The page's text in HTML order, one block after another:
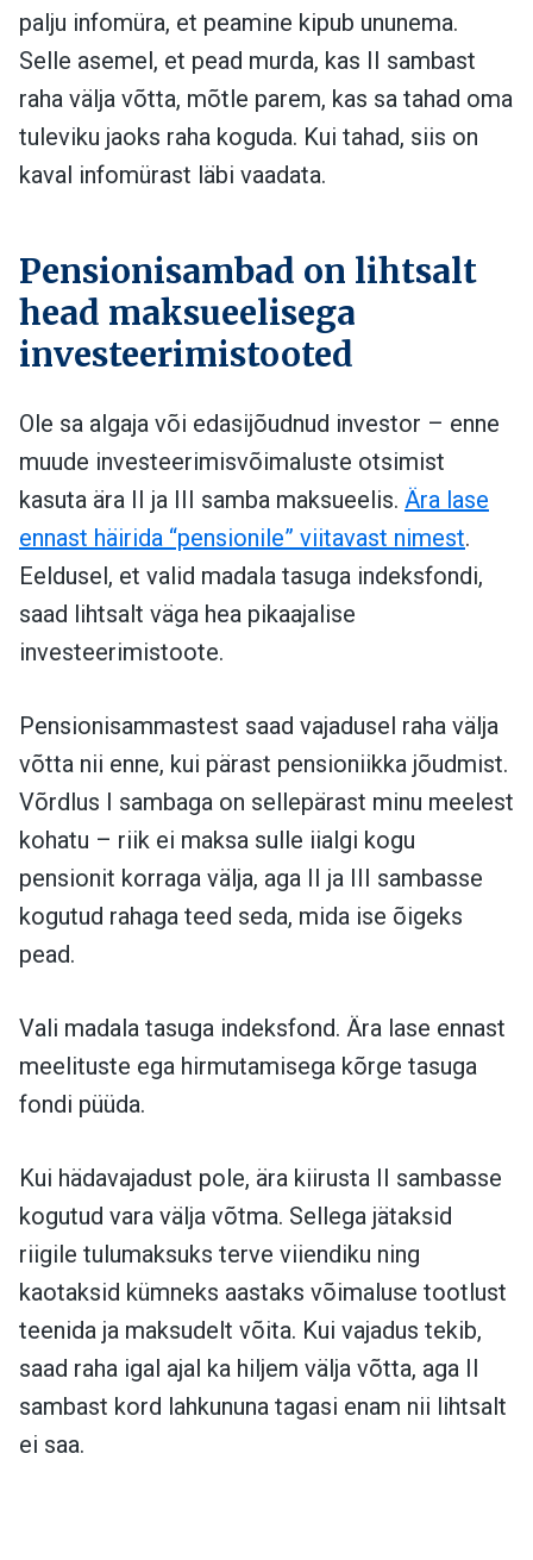
palju infomüra, et peamine kipub ununema.
Selle asemel, et pead murda, kas II sambast
raha välja võtta, mõtle parem, kas sa tahad oma
tuleviku jaoks raha koguda. Kui tahad, siis on
kaval infomürast läbi vaadata.
Pensionisambad on lihtsalt
head maksueelisega
investeerimistooted
Ole sa algaja või edasijõudnud investor – enne
muude investeerimisvõimaluste otsimist
kasuta ära II ja III samba maksueelis. Ära lase
ennast häirida “pensionile” viitavast nimest.
Eeldusel, et valid madala tasuga indeksfondi,
saad lihtsalt väga hea pikaajalise
investeerimistoote.
Pensionisammastest saad vajadusel raha välja
võtta nii enne, kui pärast pensioniikka jõudmist.
Võrdlus I sambaga on sellepärast minu meelest
kohatu – riik ei maksa sulle iialgi kogu
pensionit korraga välja, aga II ja III sambasse
kogutud rahaga teed seda, mida ise õigeks
pead.
Vali madala tasuga indeksfond. Ära lase ennast
meelituste ega hirmutamisega kõrge tasuga
fondi püüda.
Kui hädavajadust pole, ära kiirusta II sambasse
kogutud vara välja võtma. Sellega jätaksid
riigile tulumaksuks terve viiendiku ning
kaotaksid kümneks aastaks võimaluse tootlust
teenida ja maksudelt võita. Kui vajadus tekib,
saad raha igal ajal ka hiljem välja võtta, aga II
sambast kord lahkununa tagasi enam nii lihtsalt
ei saa.